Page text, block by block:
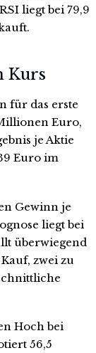
liegt bei 79,9
Kurs
für das erste
Euro,
je Aktie
Euro im
Gewinn je
liegt bei
überwiegend
zwei zu
Hoch bei
56,5